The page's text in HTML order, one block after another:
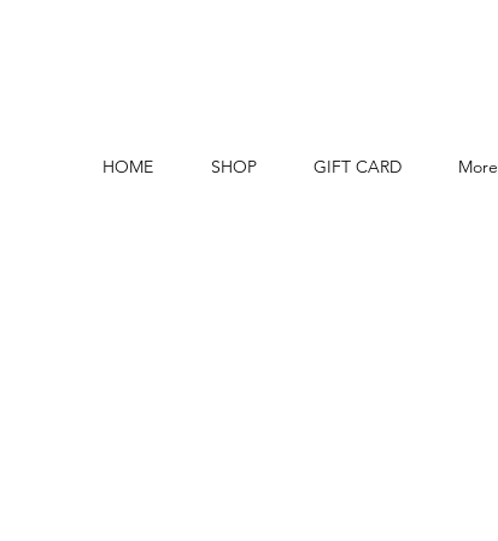
HOME SHOP GIFT CARD More